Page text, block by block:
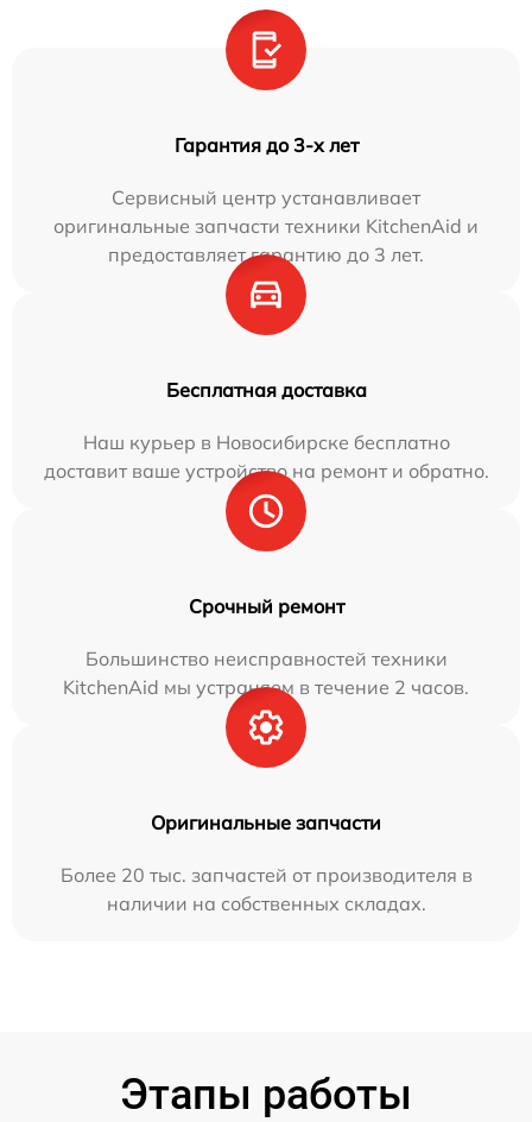
Гарантия до 3-х лет
Сервисный центр устанавливает
оригинальные запчасти техники KitchenAid и
предоставляет гарантию до 3 лет.
Бесплатная доставка
Наш курьер в Новосибирске бесплатно
доставит ваше устройство на ремонт и обратно.
Срочный ремонт
Большинство неисправностей техники
KitchenAid мы устраняем в течение 2 часов.
Оригинальные запчасти
Более 20 тыс. запчастей от производителя в
наличии на собственных складах.
Этапы работы